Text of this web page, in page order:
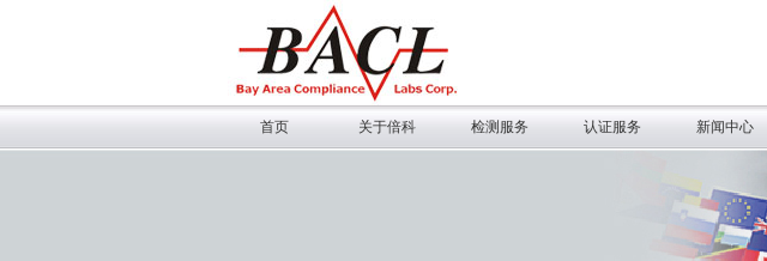
首页 关于倍科 检测服务 认证服务 新闻中心